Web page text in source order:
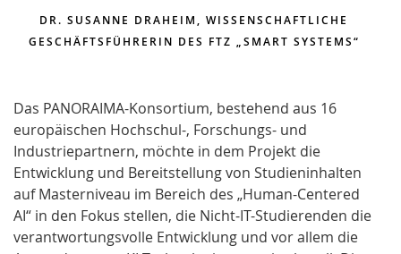
DR. SUSANNE DRAHEIM, WISSENSCHAFTLICHE
GESCHÄFTSFÜHRERIN DES FTZ „SMART SYSTEMS“
Das PANORAIMA-Konsortium, bestehend aus 16
europäischen Hochschul-, Forschungs- und
Industriepartnern, möchte in dem Projekt die
Entwicklung und Bereitstellung von Studieninhalten
auf Masterniveau im Bereich des „Human-Centered
AI“ in den Fokus stellen, die Nicht-IT-Studierenden die
verantwortungsvolle Entwicklung und vor allem die